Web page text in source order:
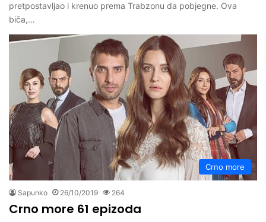
pretpostavljao i krenuo prema Trabzonu da pobjegne. Ova
biča,…
Crno more
Sapunko 26/10/2019 264
Crno more 61 epizoda